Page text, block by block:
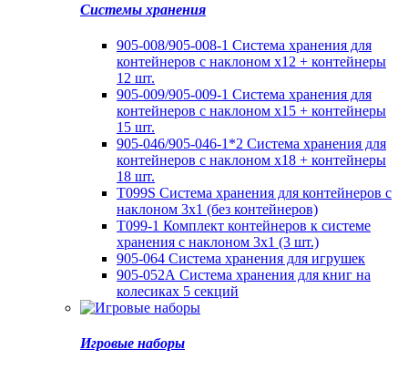
Системы хранения
905-008/905-008-1 Система хранения для
контейнеров с наклоном х12 + контейнеры
12 шт.
905-009/905-009-1 Система хранения для
контейнеров с наклоном х15 + контейнеры
15 шт.
905-046/905-046-1*2 Система хранения для
контейнеров с наклоном х18 + контейнеры
18 шт.
T099S Система хранения для контейнеров с
наклоном 3х1 (без контейнеров)
T099-1 Комплект контейнеров к системе
хранения с наклоном 3х1 (3 шт.)
905-064 Система хранения для игрушек
905-052А Система хранения для книг на
колесиках 5 секций
Игровые наборы